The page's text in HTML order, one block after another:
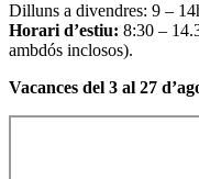
Dilluns a divendres: 9 –
Horari d’estiu: 8:30 –
ambdós inclosos).
Vacances del 3 al 27